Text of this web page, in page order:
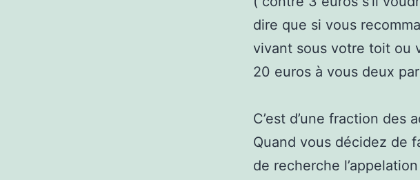
dire que si vous
vivant sous votre toit ou
20 euros à vous deux
C’est d’une fraction des
Quand vous décidez de
de recherche